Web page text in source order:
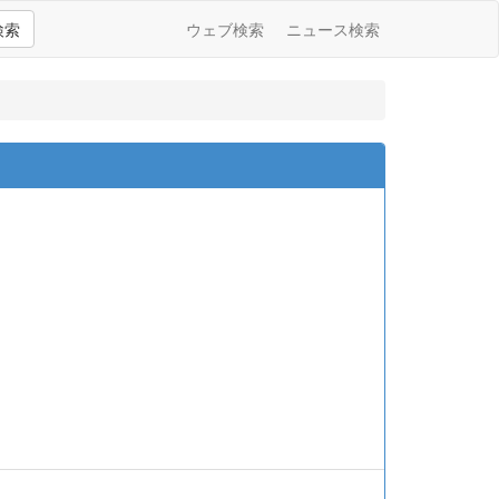
索 ウェブ検索 ニュース検索